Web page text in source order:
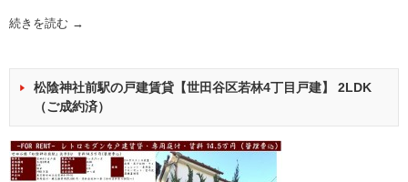
続きを読む →
松陰神社前駅の戸建賃貸【世田谷区若林4丁目戸建】 2LDK
（ご成約済）